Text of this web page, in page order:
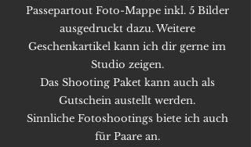
Passepartout Foto-Mappe inkl. 5 Bilder
ausgedruckt dazu. Weitere
Geschenkartikel kann ich dir gerne im
Studio zeigen.
Das Shooting Paket kann auch als
Gutschein austellt werden.
Sinnliche Fotoshootings biete ich auch
für Paare an.